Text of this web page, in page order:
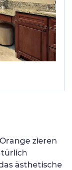
zieren
ästhetische